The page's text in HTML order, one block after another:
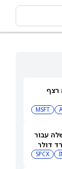
רצף
MSFT
עבור
SPCX